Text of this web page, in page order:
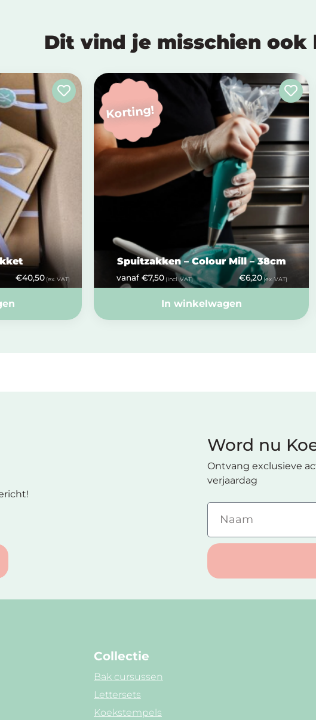
Dit vind je misschien ook
€40,50(ex. VAT)
Korting!
Spuitzakken – Colour Mill – 38cm
vanaf €7,50(incl. VAT) €6,20(ex. VAT)
In winkelwagen
Word nu
Ontvang exclusieve
verjaardag
Collectie
Bak cursussen
Lettersets
Koekstempels